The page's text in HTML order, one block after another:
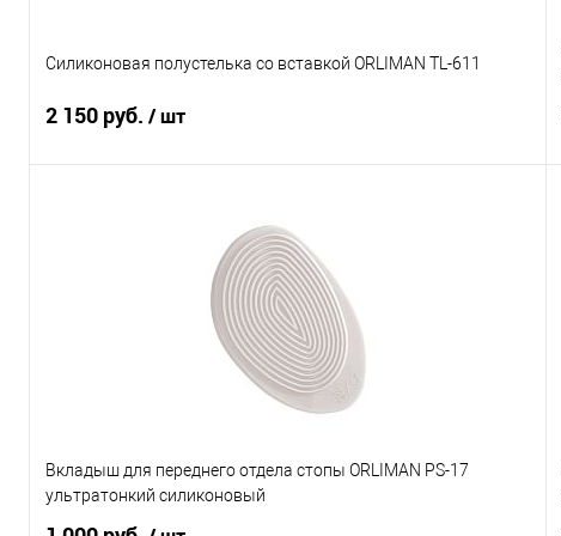
Характеристики
Силиконовая полустелька со вставкой ORLIMAN TL-611
2 150 руб. / шт
Подписаться
К сравнению
Под заказ
Размер 3
Характеристики
Вкладыш для переднего отдела стопы ORLIMAN PS-17
ультратонкий силиконовый